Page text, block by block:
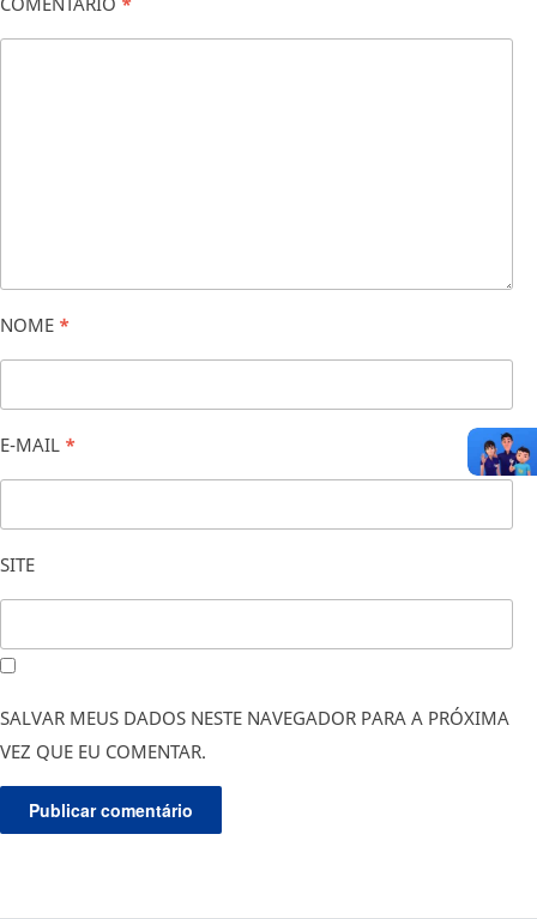
NOME *
E-MAIL *
SITE
SALVAR MEUS DADOS NESTE NAVEGADOR PARA A PRÓXIMA
VEZ QUE EU COMENTAR.